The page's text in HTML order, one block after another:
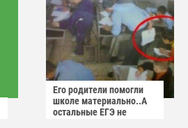
Его родители помогли
школе материально..А
остальные ЕГЭ не